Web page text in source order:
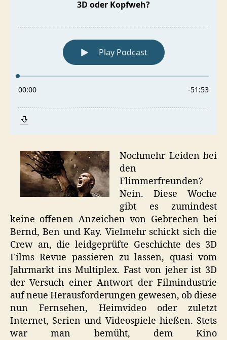
Nochmehr Leiden bei
den
Flimmerfreunden?
Nein. Diese Woche
gibt es zumindest
keine offenen Anzeichen von Gebrechen bei
Bernd, Ben und Kay. Vielmehr schickt sich die
Crew an, die leidgeprüfte Geschichte des 3D
Films Revue passieren zu lassen, quasi vom
Jahrmarkt ins Multiplex. Fast von jeher ist 3D
der Versuch einer Antwort der Filmindustrie
auf neue Herausforderungen gewesen, ob diese
nun Fernsehen, Heimvideo oder zuletzt
Internet, Serien und Videospiele hießen. Stets
war man bemüht, dem Kino